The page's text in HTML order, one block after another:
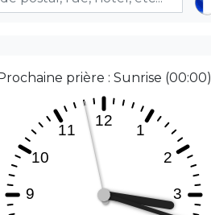
prière : Sunrise (00:00)